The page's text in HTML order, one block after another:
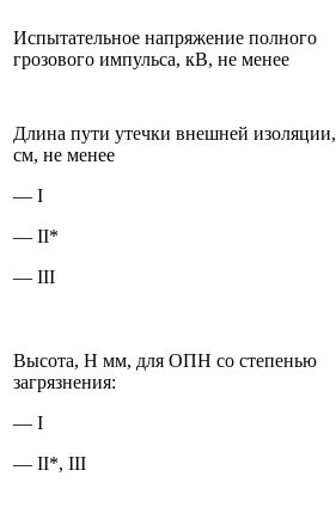
Испытательное напряжение полного
грозового импульса, кВ, не менее
Длина пути утечки внешней изоляции,
см, не менее
— I
— II*
— III
Высота, Н мм, для ОПН со степенью
загрязнения:
— I
— II*, III